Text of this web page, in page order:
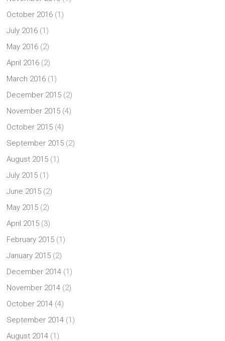
October 2016 (1)
July 2016 (1)
May 2016 (2)
April 2016 (2)
March 2016 (1)
December 2015 (2)
November 2015 (4)
October 2015 (4)
September 2015 (2)
August 2015 (1)
July 2015 (1)
June 2015 (2)
May 2015 (2)
April 2015 (3)
February 2015 (1)
January 2015 (2)
December 2014 (1)
November 2014 (2)
October 2014 (4)
September 2014 (1)
August 2014 (1)